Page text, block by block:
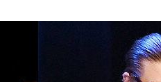
Show larger version for: